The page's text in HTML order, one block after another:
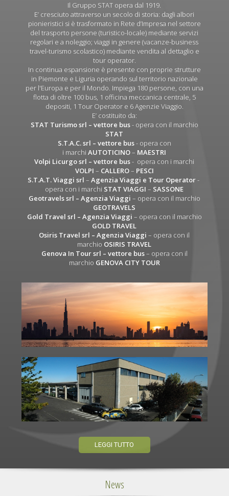
Il Gruppo STAT opera dal 1919.
E’ cresciuto attraverso un secolo di storia: dagli albori
pionieristici si è trasformato in Rete d’Impresa nel settore
del trasporto persone (turistico-locale) mediante servizi
regolari e a noleggio; viaggi in genere (vacanze-business
travel-turismo scolastico) mediante vendita al dettaglio e
tour operator.
In continua espansione è presente con proprie strutture
in Piemonte e Liguria operando sul territorio nazionale
per l'Europa e per il Mondo. Impiega 180 persone, con una
flotta di oltre 100 bus, 1 officina meccanica centrale, 5
depositi, 1 Tour Operator e 6 Agenzie Viaggio.
E’ costituito da:
STAT Turismo srl – vettore bus- opera con il marchio
STAT
S.T.A.C. srl – vettore bus- opera con
i marchiAUTOTICINO– MAESTRI
Volpi Licurgo srl – vettore bus- opera con i marchi
VOLPI – CALLERO– PESCI
S.T.A.T. Viaggi srl –Agenzia Viaggi e Tour Operator-
opera con i marchi STAT VIAGGI – SASSONE
Geotravels srl – Agenzia Viaggi – opera con il marchio
GEOTRAVELS
Gold Travel srl – Agenzia Viaggi – opera con il marchio
GOLD TRAVEL
Osiris Travel srl – Agenzia Viaggi – opera con il
marchio OSIRIS TRAVEL
Genova In Tour srl – vettore bus– opera con il
marchio GENOVA CITY TOUR
LEGGI TUTTO
News